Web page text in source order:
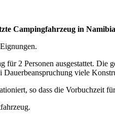
Campingfahrzeug in
2 Personen ausgestattet.
viele
so dass die Vorbuchzeit